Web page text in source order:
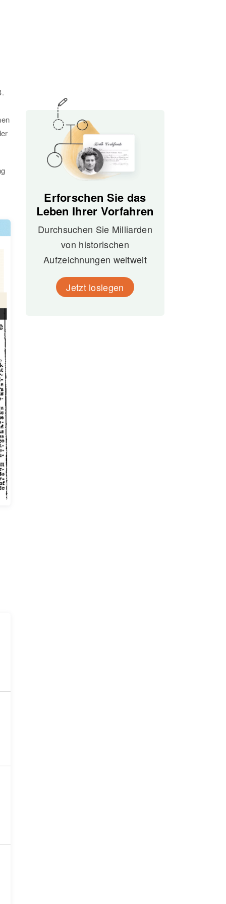
Erforschen Sie das
Leben Ihrer Vorfahren
Durchsuchen Sie Milliarden
von historischen
Aufzeichnungen weltweit
Jetzt loslegen